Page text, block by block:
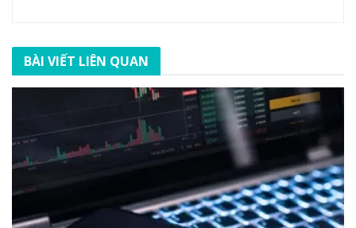
BÀI VIẾT LIÊN QUAN